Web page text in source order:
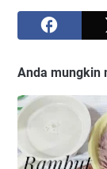
Anda mungkin